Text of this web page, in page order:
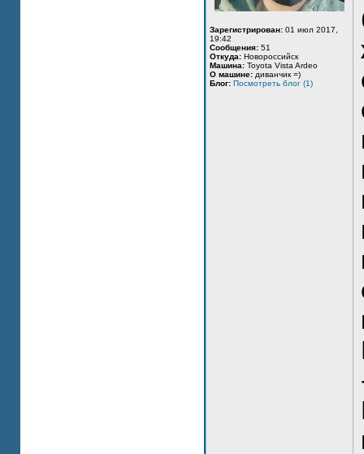
Зарегистрирован: 01 июл 2017,
19:42
Сообщения: 51
Откуда: Новороссийск
Машина: Toyota Vista Ardeo
О машине: диванчик =)
Блог: Посмотреть блог (1)